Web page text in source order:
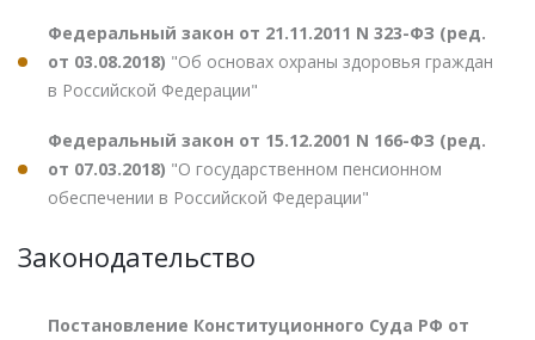
Федеральный закон от 21.11.2011 N 323-ФЗ (ред.
от 03.08.2018) "Об основах охраны здоровья граждан
в Российской Федерации"
Федеральный закон от 15.12.2001 N 166-ФЗ (ред.
от 07.03.2018) "О государственном пенсионном
обеспечении в Российской Федерации"
Законодательство
Постановление Конституционного Суда РФ от